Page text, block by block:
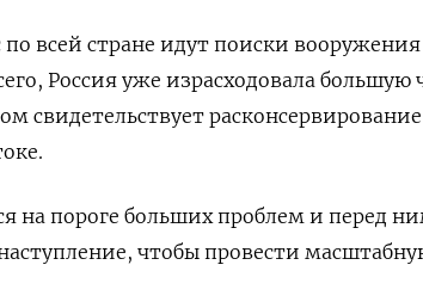
всей стране идут поиски вооружения
Россия уже израсходовала большую
свидетельствует
на пороге больших проблем и перед
чтобы провести